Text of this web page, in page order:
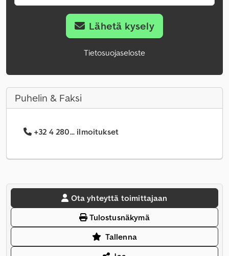
Lähetä kysely
Tietosuojaseloste
Puhelin & Faksi
+32 4 280... ilmoitukset
Ota yhteyttä toimittajaan
Tulostusnäkymä
Tallenna